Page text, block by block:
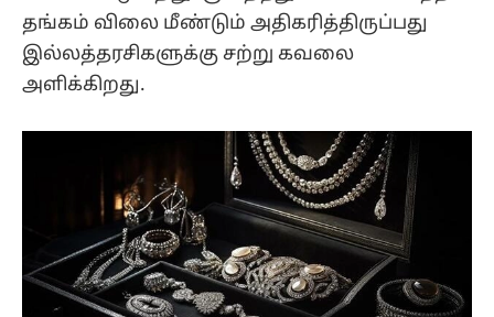
தங்கம் விலை மீண்டும் அதிகரித்திருப்பது
இல்லத்தரசிகளுக்கு சற்று கவலை
அளிக்கிறது.